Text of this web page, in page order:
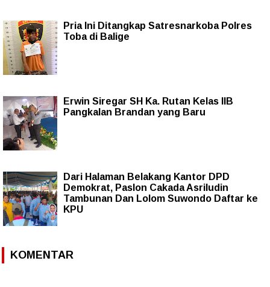
Pria Ini Ditangkap Satresnarkoba Polres
Toba di Balige
Erwin Siregar SH Ka. Rutan Kelas IIB
Pangkalan Brandan yang Baru
Dari Halaman Belakang Kantor DPD
Demokrat, Paslon Cakada Asriludin
Tambunan Dan Lolom Suwondo Daftar ke
KPU
KOMENTAR